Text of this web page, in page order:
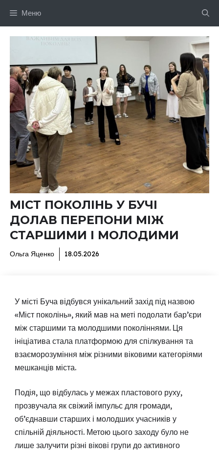
Меню
МІСТ ПОКОЛІНЬ У БУЧІ
ДОЛАВ ПЕРЕПОНИ МІЖ
СТАРШИМИ І МОЛОДИМИ
Ольга Яценко 18.05.2026
У місті Буча відбувся унікальний захід під назвою
«Міст поколінь», який мав на меті подолати бар’єри
між старшими та молодшими поколіннями. Ця
ініціатива стала платформою для спілкування та
взаєморозуміння між різними віковими категоріями
мешканців міста.
Подія, що відбулась у межах пластового руху,
прозвучала як свіжий імпульс для громади,
об’єднавши старших і молодших учасників у
спільній діяльності. Метою цього заходу було не
лише залучити різні вікові групи до активного